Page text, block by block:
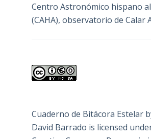
Centro Astronómico hispano
(CAHA), observatorio de Calar
Cuaderno de Bitácora Estelar
David Barrado is licensed